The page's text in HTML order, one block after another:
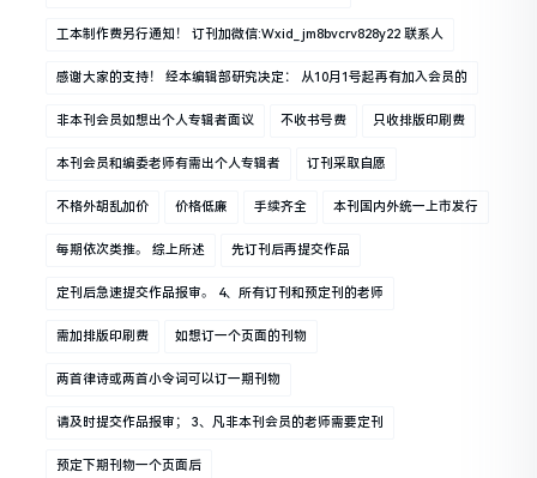
工本制作费另行通知！ 订刊加微信:wxid_jm8bvcrv828y22 联系人
感谢大家的支持！ 经本编辑部研究决定： 从10月1号起再有加入会员的
非本刊会员如想出个人专辑者面议 不收书号费 只收排版印刷费
本刊会员和编委老师有需出个人专辑者 订刊采取自愿
不格外胡乱加价 价格低廉 手续齐全 本刊国内外统一上市发行
每期依次类推。 综上所述 先订刊后再提交作品
定刊后急速提交作品报审。 4、所有订刊和预定刊的老师
需加排版印刷费 如想订一个页面的刊物
两首律诗或两首小令词可以订一期刊物
请及时提交作品报审； 3、凡非本刊会员的老师需要定刊
预定下期刊物一个页面后